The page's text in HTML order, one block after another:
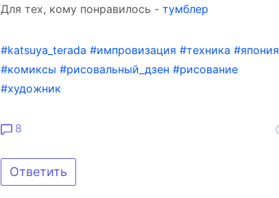
Для тех, кому понравилось - тумблер
#katsuya_terada #импровизация #техника #япония
#комиксы #рисовальный_дзен #рисование
#художник
8
Ответить